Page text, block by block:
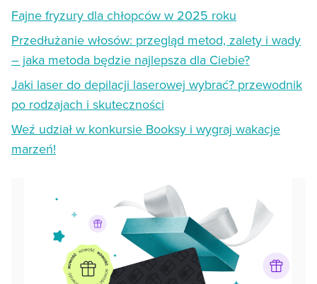
Fajne fryzury dla chłopców w 2025 roku
Przedłużanie włosów: przegląd metod, zalety i wady
– jaka metoda będzie najlepsza dla Ciebie?
Jaki laser do depilacji laserowej wybrać? przewodnik
po rodzajach i skuteczności
Weź udział w konkursie Booksy i wygraj wakacje
marzeń!